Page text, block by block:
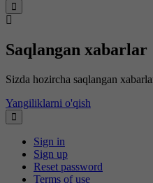
Saqlangan xabarlar
Sizda hozircha saqlangan
Yangiliklarni o'qish
Sign in
Sign up
Reset password
Terms of use